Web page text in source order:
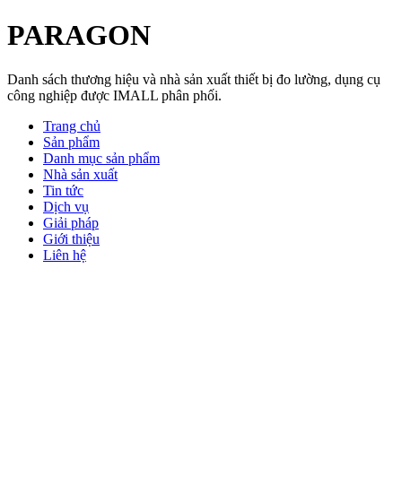
PARAGON
Danh sách thương hiệu và nhà sản xuất thiết bị đo lường, dụng cụ
công nghiệp được IMALL phân phối.
Trang chủ
Sản phẩm
Danh mục sản phẩm
Nhà sản xuất
Tin tức
Dịch vụ
Giải pháp
Giới thiệu
Liên hệ